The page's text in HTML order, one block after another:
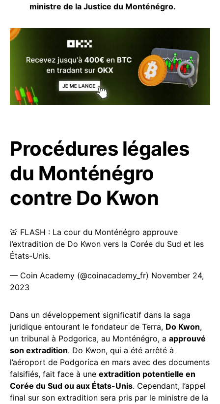
ministre de la Justice du Monténégro.
Procédures légales
du Monténégro
contre Do Kwon
🚨 FLASH : La cour du Monténégro approuve
l’extradition de Do Kwon vers la Corée du Sud et les
États-Unis.
— Coin Academy (@coinacademy_fr) November 24,
2023
Dans un développement significatif dans la saga
juridique entourant le fondateur de Terra, Do Kwon,
un tribunal à Podgorica, au Monténégro, a approuvé
son extradition. Do Kwon, qui a été arrêté à
l’aéroport de Podgorica en mars avec des documents
falsifiés, fait face à une extradition potentielle en
Corée du Sud ou aux États-Unis. Cependant, l’appel
final sur son extradition sera pris par le ministre de la